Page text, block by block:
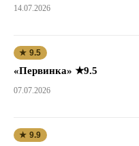
14.07.2026
★ 9.5
«Первинка» ★9.5
07.07.2026
★ 9.9